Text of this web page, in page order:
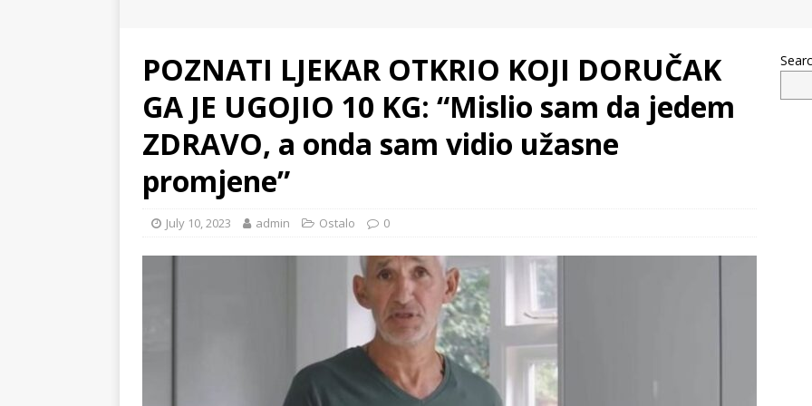
POZNATI LJEKAR OTKRIO KOJI DORUČAK
GA JE UGOJIO 10 KG: “Mislio sam da jedem
ZDRAVO, a onda sam vidio užasne
promjene”
July 10, 2023 admin Ostalo 0